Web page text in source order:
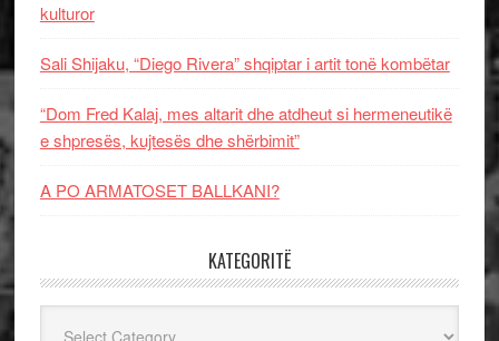
kulturor
Sali Shijaku, “Diego Rivera” shqiptar i artit tonë kombëtar
“Dom Fred Kalaj, mes altarit dhe atdheut si hermeneutikë
e shpresës, kujtesës dhe shërbimit”
A PO ARMATOSET BALLKANI?
KATEGORITË